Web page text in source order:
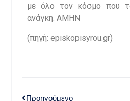
με όλο τον κόσμο που
ανάγκη. ΑΜΗΝ
(πηγή: episkopisyrou.gr)
Προηγούμενο